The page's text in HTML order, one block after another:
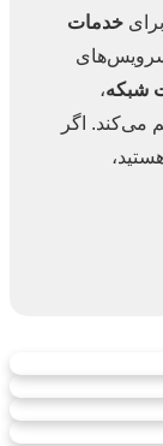
خدمات
،
اگر